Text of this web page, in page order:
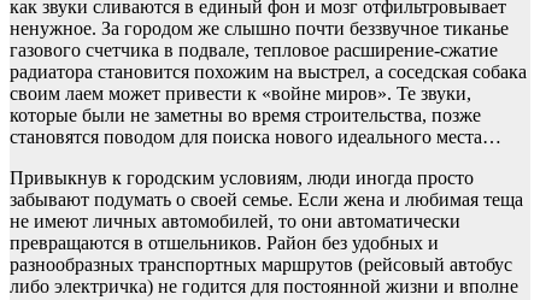
как звуки сливаются в единый фон и мозг отфильтровывает
ненужное. За городом же слышно почти беззвучное тиканье
газового счетчика в подвале, тепловое расширение-сжатие
радиатора становится похожим на выстрел, а соседская собака
своим лаем может привести к «войне миров». Те звуки,
которые были не заметны во время строительства, позже
становятся поводом для поиска нового идеального места…
Привыкнув к городским условиям, люди иногда просто
забывают подумать о своей семье. Если жена и любимая теща
не имеют личных автомобилей, то они автоматически
превращаются в отшельников. Район без удобных и
разнообразных транспортных маршрутов (рейсовый автобус
либо электричка) не годится для постоянной жизни и вполне